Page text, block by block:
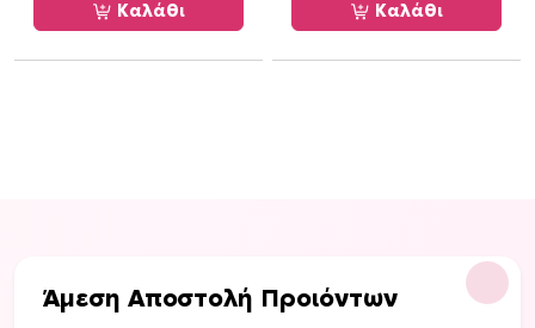
Καλάθι Καλάθι
Άμεση Αποστολή Προιόντων